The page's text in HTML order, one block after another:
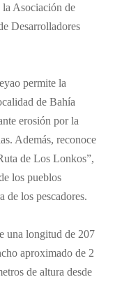
Asociación de
Desarrolladores
permite la
de Bahía
erosión por la
Además, reconoce
de Los Lonkos”,
los pueblos
los pescadores.
una longitud de 207
aproximado de 2
de altura desde